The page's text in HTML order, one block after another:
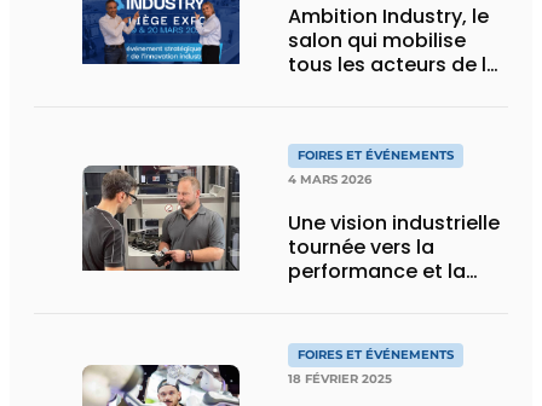
Ambition Industry, le
salon qui mobilise
tous les acteurs de la
FOIRES ET ÉVÉNEMENTS
4 MARS 2026
Une vision industrielle
tournée vers la
performance et la
FOIRES ET ÉVÉNEMENTS
18 FÉVRIER 2025